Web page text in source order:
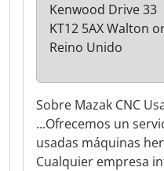
Sobre Mazak CNC
...Ofrecemos un
usadas máquinas
Cualquier empresa
Kenwood Drive 33
KT12 5AX Walton
Reino Unido